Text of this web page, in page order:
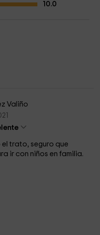
10.0
Valiño
el trato, seguro que
ir con niños en familia.